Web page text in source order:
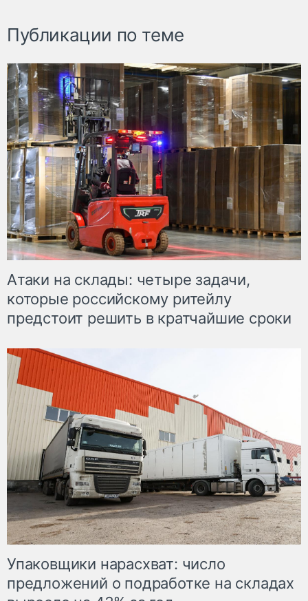
Публикации по теме
Атаки на склады: четыре задачи,
которые российскому ритейлу
предстоит решить в кратчайшие сроки
Упаковщики нарасхват: число
предложений о подработке на складах